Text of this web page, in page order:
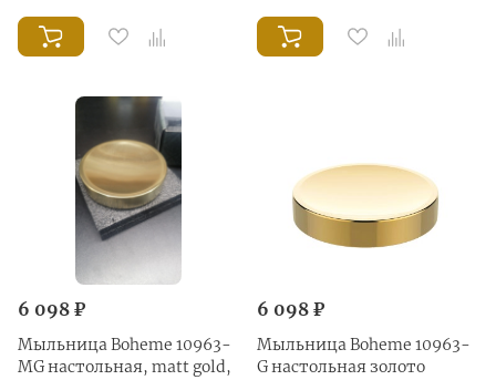
6 098 ₽
Мыльница Boheme 10963-
MG настольная, matt gold,
6 098 ₽
Мыльница Boheme 10963-
G настольная золото